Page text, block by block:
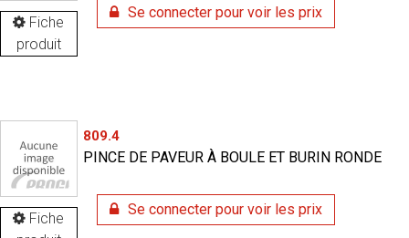
Fiche
produit
Se connecter pour voir les prix
Fiche
809.4
PINCE DE PAVEUR À BOULE ET BURIN RONDE
Se connecter pour voir les prix